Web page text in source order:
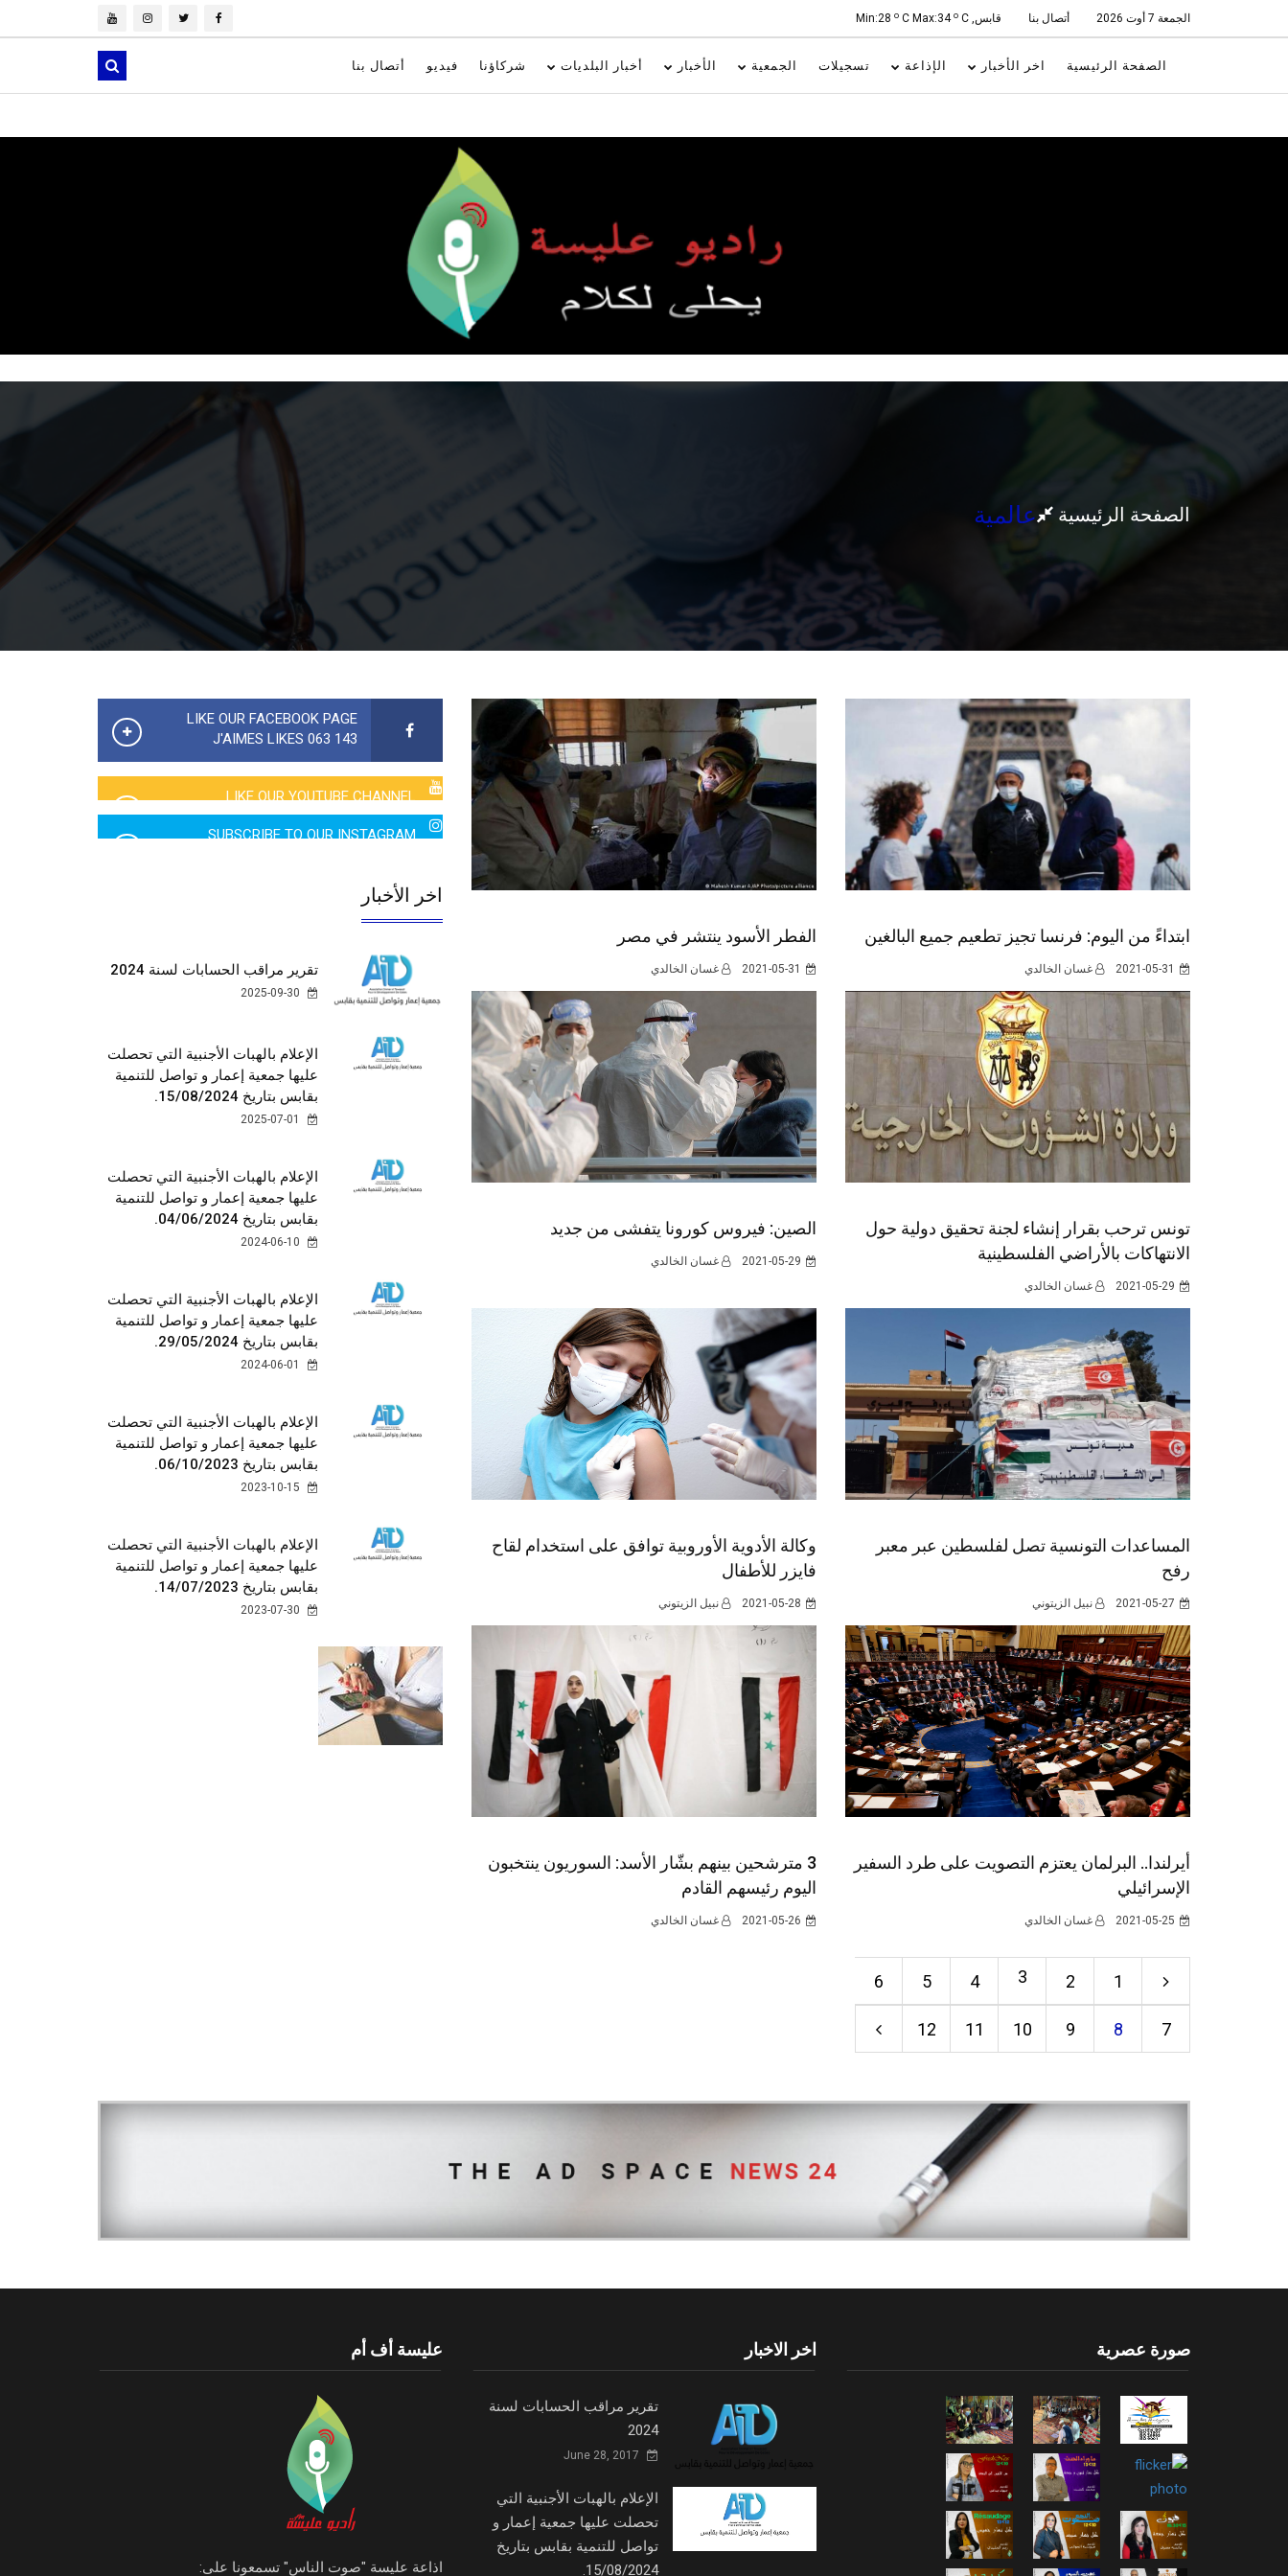
الجمعة 7 أوت 2026 أتصال بنا قابس, Min:28 o C Max:34 o C
الصفحة الرئيسية اخر الأخبار الإذاعة تسجيلات الجمعية الأخبار أخبار البلديات شركاؤنا فيديو أتصال بنا
الصفحة الرئيسية عالمية
الفطر الأسود ينتشر في مصر
2021-05-31 غسان الخالدي
ابتداءً من اليوم: فرنسا تجيز تطعيم جميع البالغين
2021-05-31 غسان الخالدي
الصين: فيروس كورونا يتفشى من جديد
2021-05-29 غسان الخالدي
تونس ترحب بقرار إنشاء لجنة تحقيق دولية حول
الانتهاكات بالأراضي الفلسطينية
2021-05-29 غسان الخالدي
وكالة الأدوية الأوروبية توافق على استخدام لقاح
فايزر للأطفال
2021-05-28 نبيل الزيتوني
المساعدات التونسية تصل لفلسطين عبر معبر
رفح
2021-05-27 نبيل الزيتوني
3 مترشحين بينهم بشّار الأسد: السوريون ينتخبون
اليوم رئيسهم القادم
2021-05-26 غسان الخالدي
أيرلندا.. البرلمان يعتزم التصويت على طرد السفير
الإسرائيلي
2021-05-25 غسان الخالدي
1
2
3
4
5
6
7
8
9
10
11
12
LIKE OUR FACEBOOK PAGE
143 063 J'AIMES LIKES
LIKE OUR YOUTUBE CHANNEL
2760 LIKES
SUBSCRIBE TO OUR INSTAGRAM
اخر الأخبار
تقرير مراقب الحسابات لسنة 2024
الإعلام بالهبات الأجنبية التي تحصلت
عليها جمعية إعمار و تواصل للتنمية
بقابس بتاريخ 15/08/2024.
الإعلام بالهبات الأجنبية التي تحصلت
عليها جمعية إعمار و تواصل للتنمية
بقابس بتاريخ 04/06/2024.
الإعلام بالهبات الأجنبية التي تحصلت
عليها جمعية إعمار و تواصل للتنمية
بقابس بتاريخ 29/05/2024.
الإعلام بالهبات الأجنبية التي تحصلت
عليها جمعية إعمار و تواصل للتنمية
بقابس بتاريخ 06/10/2023.
الإعلام بالهبات الأجنبية التي تحصلت
عليها جمعية إعمار و تواصل للتنمية
بقابس بتاريخ 14/07/2023.
عليسة أف أم
اذاعة عليسة "صوت الناس" تسمعونا على:
اخر الاخبار
تقرير مراقب الحسابات لسنة
2024
الإعلام بالهبات الأجنبية التي
تحصلت عليها جمعية إعمار و
تواصل للتنمية بقابس بتاريخ
15/08/2024.
صورة عصرية